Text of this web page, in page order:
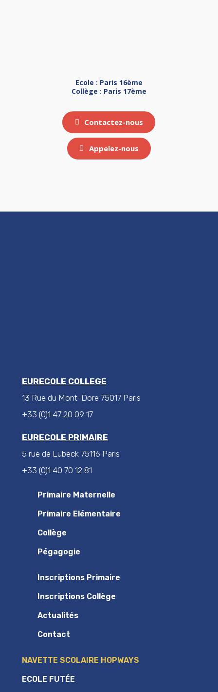
Ecole : Paris 16ème
Collège : Paris 17ème
Contactez-nous
Appelez-nous
EURECOLE COLLEGE
13 Rue du Mont-Dore 75017 Paris
+33 (0)1 47 20 09 17
EURECOLE PRIMAIRE
5 rue de Lübeck 75116 Paris
+33 (0)1 40 70 12 81
Primaire Maternelle
Primaire Elémentaire
Collège
Pégagogie
Inscriptions Primaire
Inscriptions Collège
Actualités
Contact
NAVETTE SCOLAIRE HOPWAYS
ECOLE FUTÉE